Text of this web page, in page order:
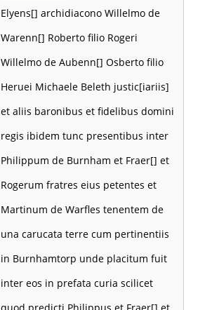
Elyens[] archidiacono Willelmo de
Warenn[] Roberto filio Rogeri
Willelmo de Aubenn[] Osberto filio
Heruei Michaele Beleth justic[iariis]
et aliis baronibus et fidelibus domini
regis ibidem tunc presentibus inter
Philippum de Burnham et Fraer[] et
Rogerum fratres eius petentes et
Martinum de Warfles tenentem de
una carucata terre cum pertinentiis
in Burnhamtorp unde placitum fuit
inter eos in prefata curia scilicet